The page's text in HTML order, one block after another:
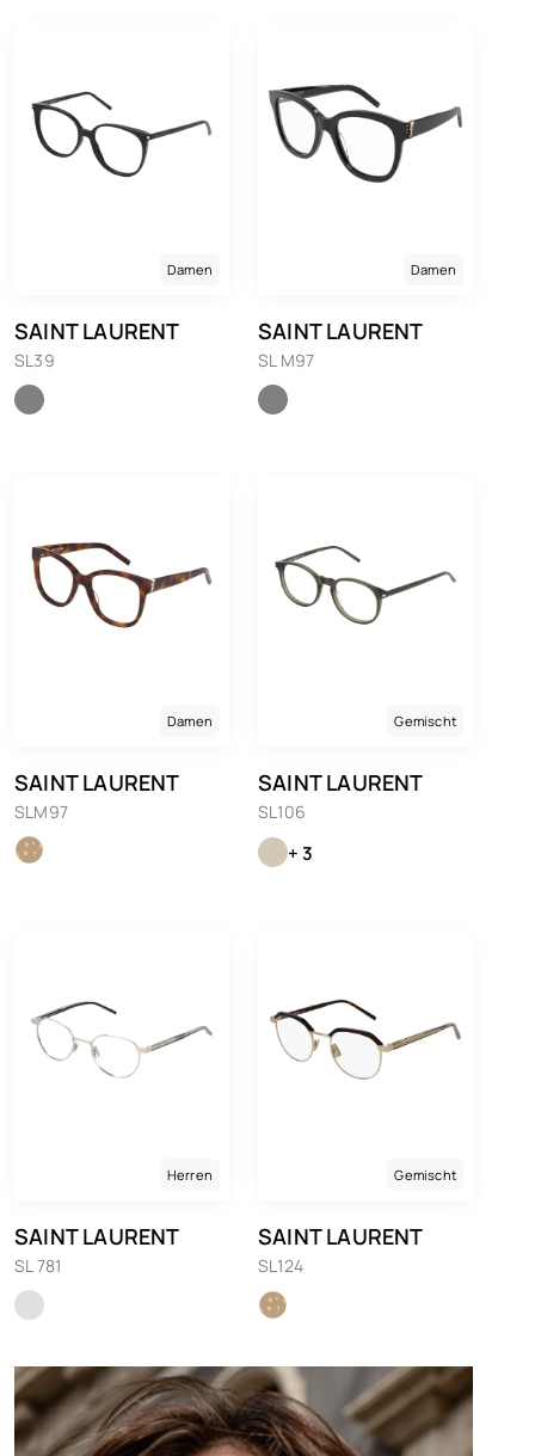
Damen
SAINT LAURENT
SL39
Damen
SAINT LAURENT
SL M97
Damen
SAINT LAURENT
SLM97
Gemischt
SAINT LAURENT
SL106
+ 3
Herren
SAINT LAURENT
SL 781
Gemischt
SAINT LAURENT
SL124